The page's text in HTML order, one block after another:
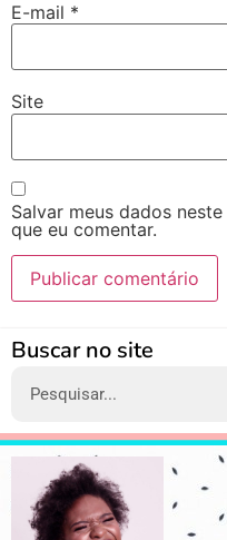
E-mail *
Site
Salvar meus dados
que eu comentar.
Buscar no site